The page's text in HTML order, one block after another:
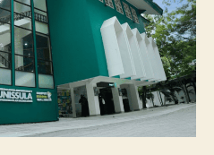
Tahun
2028